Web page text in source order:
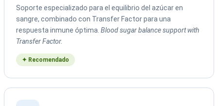
Soporte especializado para el equilibrio del azúcar en
sangre, combinado con Transfer Factor para una
respuesta inmune óptima. Blood sugar balance support with
Transfer Factor.
✦ Recomendado